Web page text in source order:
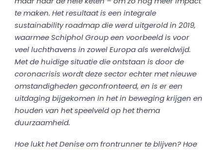
te maken. Het resultaat is een integrale
sustainability roadmap die werd uitgerold in 2019,
waarmee Schiphol Group een voorbeeld is voor
veel luchthavens in zowel Europa als wereldwijd.
Met de huidige situatie die ontstaan is door de
coronacrisis wordt deze sector echter met nieuwe
omstandigheden geconfronteerd, en is er een
uitdaging bijgekomen in het in beweging krijgen en
houden van het speelveld op het thema
duurzaamheid.
Hoe lukt het Denise om frontrunner te blijven? Hoe